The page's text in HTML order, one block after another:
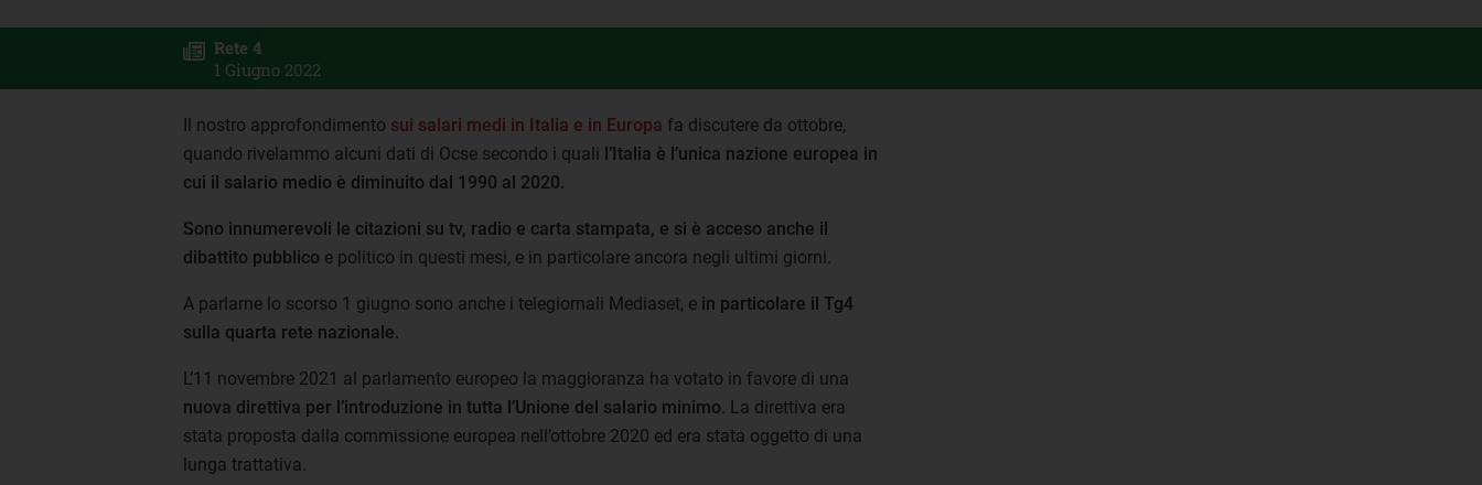
Rete 4
1 Giugno 2022
Il nostro approfondimento sui salari medi in Italia e in Europa fa discutere da ottobre,
quando rivelammo alcuni dati di Ocse secondo i quali l’Italia è l’unica nazione europea in
cui il salario medio è diminuito dal 1990 al 2020.
Sono innumerevoli le citazioni su tv, radio e carta stampata, e si è acceso anche il
dibattito pubblico e politico in questi mesi, e in particolare ancora negli ultimi giorni.
A parlarne lo scorso 1 giugno sono anche i telegiornali Mediaset, e in particolare il Tg4
sulla quarta rete nazionale.
L’11 novembre 2021 al parlamento europeo la maggioranza ha votato in favore di una
nuova direttiva per l’introduzione in tutta l’Unione del salario minimo. La direttiva era
stata proposta dalla commissione europea nell’ottobre 2020 ed era stata oggetto di una
lunga trattativa.